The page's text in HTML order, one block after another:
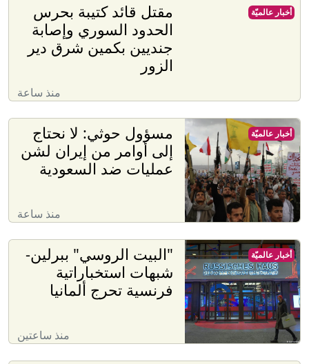
مقتل قائد كتيبة بحرس
الحدود السوري وإصابة
جنديين بكمين شرق دير
الزور
منذ ساعة
أخبار عالميّة
مسؤول حوثي: لا نحتاج
إلى أوامر من إيران لشن
عمليات ضد السعودية
منذ ساعة
أخبار عالميّة
"البيت الروسي" ببرلين-
شبهات استخباراتية
فرنسية تحرج ألمانيا
منذ ساعتين
أخبار عالميّة